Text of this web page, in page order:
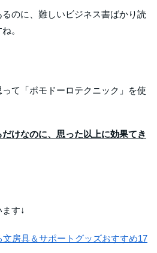
のに、難しいビジネス書ばかり読
。
て「ポモドーロテクニック」を使
けなのに、思った以上に効果てき
す↓
文房具＆サポートグッズおすすめ17